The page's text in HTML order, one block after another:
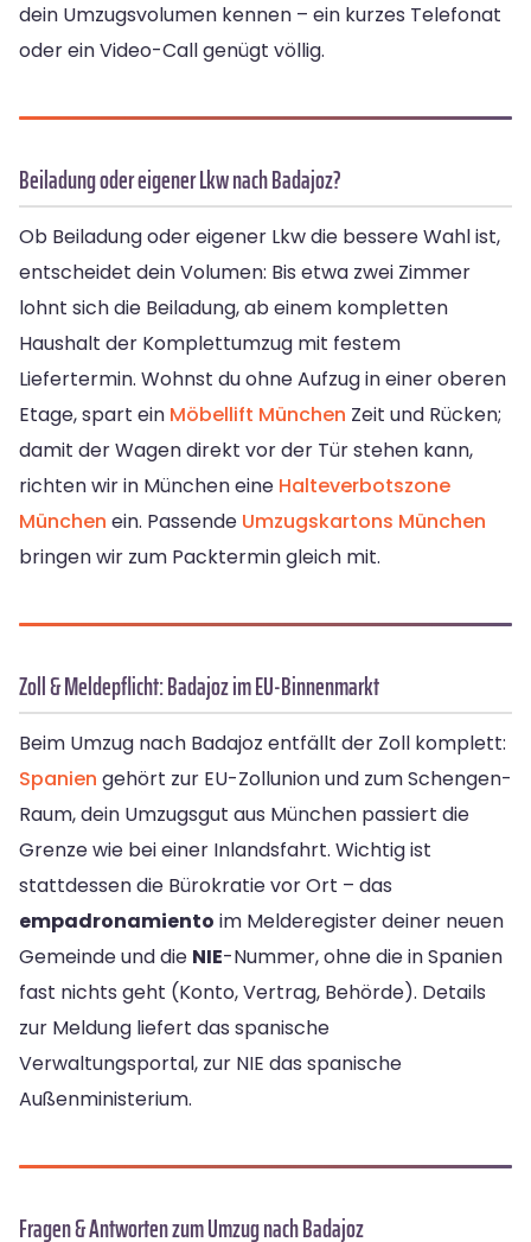
dein Umzugsvolumen kennen – ein kurzes Telefonat
oder ein Video-Call genügt völlig.
Beiladung oder eigener Lkw nach Badajoz?
Ob Beiladung oder eigener Lkw die bessere Wahl ist,
entscheidet dein Volumen: Bis etwa zwei Zimmer
lohnt sich die Beiladung, ab einem kompletten
Haushalt der Komplettumzug mit festem
Liefertermin. Wohnst du ohne Aufzug in einer oberen
Etage, spart ein Möbellift München Zeit und Rücken;
damit der Wagen direkt vor der Tür stehen kann,
richten wir in München eine Halteverbotszone
München ein. Passende Umzugskartons München
bringen wir zum Packtermin gleich mit.
Zoll & Meldepflicht: Badajoz im EU-Binnenmarkt
Beim Umzug nach Badajoz entfällt der Zoll komplett:
Spanien gehört zur EU-Zollunion und zum Schengen-
Raum, dein Umzugsgut aus München passiert die
Grenze wie bei einer Inlandsfahrt. Wichtig ist
stattdessen die Bürokratie vor Ort – das
empadronamiento im Melderegister deiner neuen
Gemeinde und die NIE-Nummer, ohne die in Spanien
fast nichts geht (Konto, Vertrag, Behörde). Details
zur Meldung liefert das spanische
Verwaltungsportal, zur NIE das spanische
Außenministerium.
Fragen & Antworten zum Umzug nach Badajoz